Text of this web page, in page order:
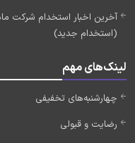
(استخدام جدید)
لینک‌های مهم
چهارشنبه‌های تخفیفی
رضایت و قبولی